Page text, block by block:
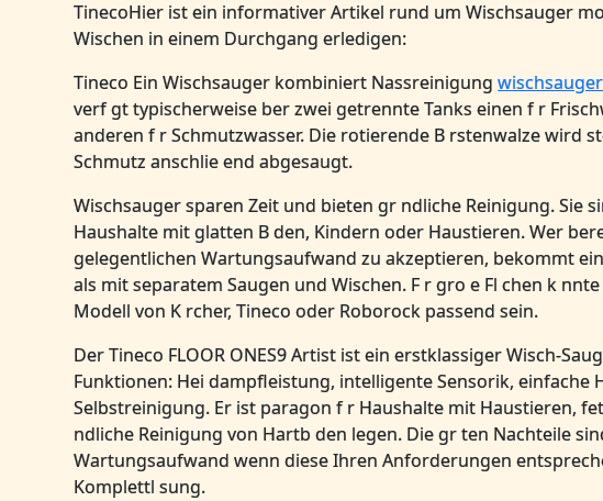
TinecoHier ist ein informativer Artikel rund um Wischsauger
Wischen in einem Durchgang erledigen:
Tineco Ein Wischsauger kombiniert Nassreinigungwischsauger
verf gt typischerweise ber zwei getrennte Tanks einen f r
anderen f r Schmutzwasser. Die rotierende B rstenwalze wird
Schmutz anschlie end abgesaugt.
Wischsauger sparen Zeit und bieten gr ndliche Reinigung. Sie
Haushalte mit glatten B den, Kindern oder Haustieren. Wer
gelegentlichen Wartungsaufwand zu akzeptieren, bekommt
als mit separatem Saugen und Wischen. F r gro e Fl chen k
Modell von K rcher, Tineco oder Roborock passend sein.
Der Tineco FLOOR ONES9 Artist ist ein erstklassiger Wisch-
Funktionen: Hei dampfleistung, intelligente Sensorik, einfache
Selbstreinigung. Er ist paragon f r Haushalte mit Haustieren,
ndliche Reinigung von Hartb den legen. Die gr ten Nachteile
Wartungsaufwand wenn diese Ihren Anforderungen
Komplettl sung.